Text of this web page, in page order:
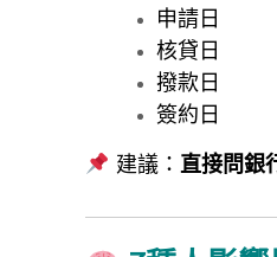
申請日
核貸日
撥款日
簽約日
建議： 直接問銀